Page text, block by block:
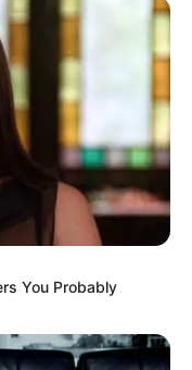
έλεγχο:
και
συμφερόντων
You Probably